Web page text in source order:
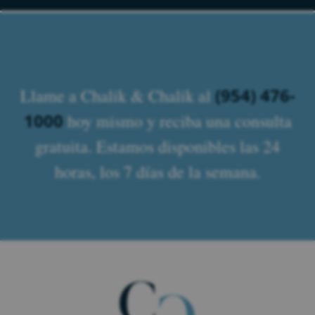
Llame a Chalik & Chalik al (954) 476-
1000hoy mismo y reciba una consulta
gratuita. Estamos disponibles las 24
horas, los 7 días de la semana.